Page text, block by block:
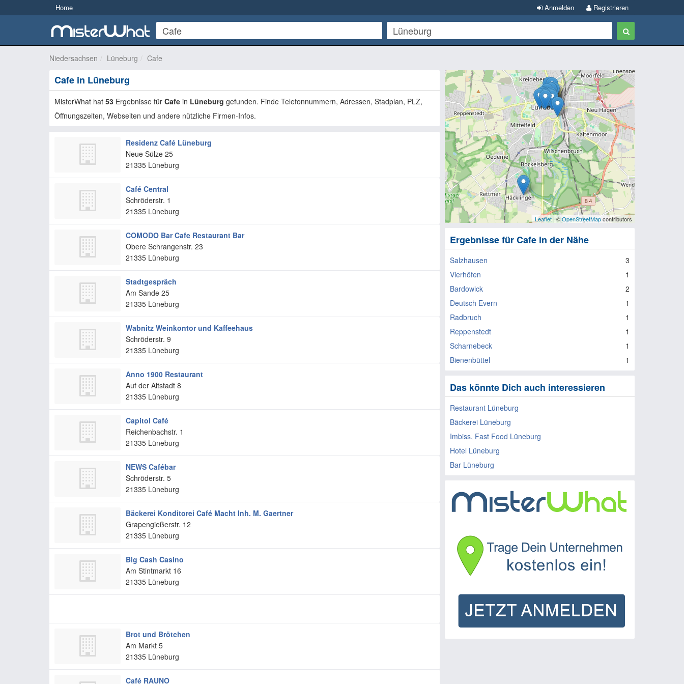
Home Registrieren
Anmelden
Niedersachsen Lüneburg Cafe
Cafe in Lüneburg
MisterWhat hat 53 Ergebnisse für Cafe in Lüneburg gefunden. Finde Telefonnummern, Adressen, Stadplan, PLZ,
Öffnungszeiten, Webseiten und andere nützliche Firmen-Infos.
Residenz Café Lüneburg
Neue Sülze 25
21335 Lüneburg
Café Central
Schröderstr. 1
21335 Lüneburg
COMODO Bar Cafe Restaurant Bar
Obere Schrangenstr. 23
21335 Lüneburg
Stadtgespräch
Am Sande 25
21335 Lüneburg
Wabnitz Weinkontor und Kaffeehaus
Schröderstr. 9
21335 Lüneburg
Anno 1900 Restaurant
Auf der Altstadt 8
21335 Lüneburg
Capitol Café
Reichenbachstr. 1
21335 Lüneburg
NEWS Cafébar
Schröderstr. 5
21335 Lüneburg
Bäckerei Konditorei Café Macht Inh. M. Gaertner
Grapengießerstr. 12
21335 Lüneburg
Big Cash Casino
Am Stintmarkt 16
21335 Lüneburg
Brot und Brötchen
Am Markt 5
21335 Lüneburg
Café RAUNO
Leaflet| ©OpenStreetMapcontributors
Ergebnisse für Cafe in der Nähe
Salzhausen
3
Vierhöfen
1
Bardowick
2
Deutsch Evern
1
Radbruch
1
Reppenstedt
1
Scharnebeck
1
Bienenbüttel
1
Das könnte Dich auch interessieren
Restaurant Lüneburg
Bäckerei Lüneburg
Imbiss, Fast Food Lüneburg
Hotel Lüneburg
Bar Lüneburg